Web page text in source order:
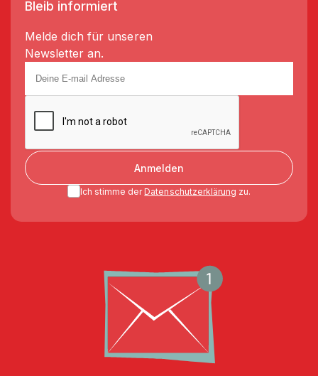
Bleib informiert
Melde dich für unseren
Newsletter an.
Anmelden
Ich stimme der Datenschutzerklärung zu.